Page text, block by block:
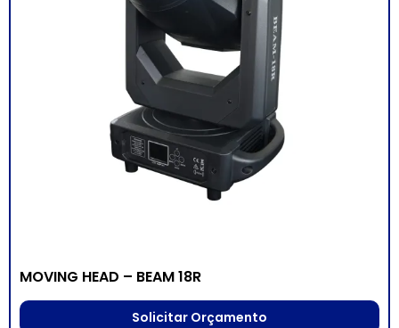
MOVING HEAD – BEAM 18R
Solicitar Orçamento